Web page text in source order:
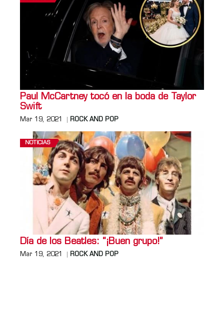
Paul McCartney tocó en la boda de Taylor
Swift
Mar 19, 2021 ROCK AND POP
NOTICIAS
Día de los Beatles: “¡Buen grupo!”
Mar 19, 2021 ROCK AND POP